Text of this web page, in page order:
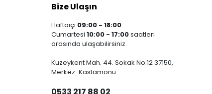
Bize Ulaşın
Haftaiçi 09:00 - 18:00
Cumartesi 10:00 - 17:00saatleri
arasında ulaşabilirsiniz.
Kuzeykent Mah. 44. Sokak No:12 37150,
Merkez-Kastamonu